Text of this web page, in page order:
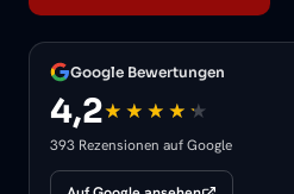
Google Bewertungen
4,2
393 Rezensionen auf Google